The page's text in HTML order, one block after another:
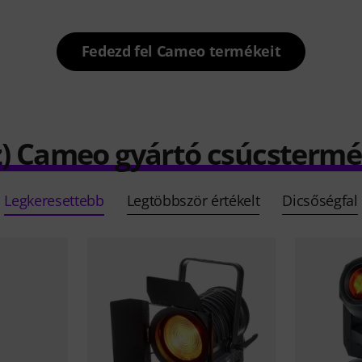
Fedezd fel Cameo termékeit
Cameo gyártó
Legkeresettebb Legtöbbször értékelt Dicsőségfal